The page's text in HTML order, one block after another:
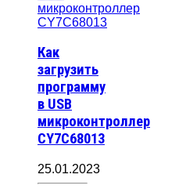
Как
загрузить
программу
в USB
микроконтроллер
CY7C68013
25.01.2023